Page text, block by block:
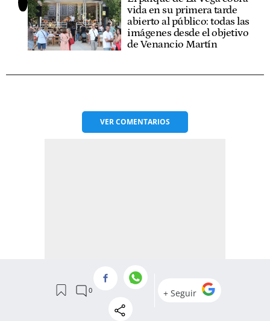
vida en su primera tarde
abierto al público: todas las
imágenes desde el objetivo
de Venancio Martín
VERCOMENTARIOS